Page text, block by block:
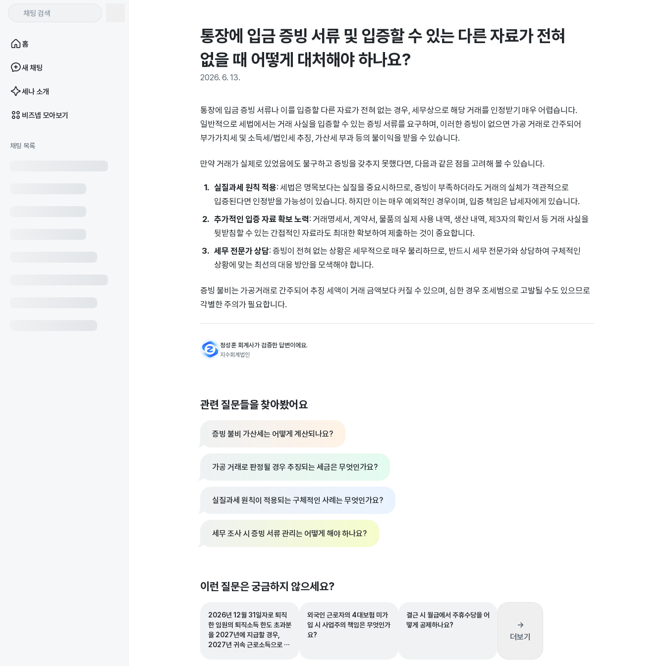
홈
새 채팅
세나 소개
비즈넵 모아보기
채팅 목록
통장에 입금 증빙 서류 및 입증할 수 있는 다른 자료가 전혀
없을 때 어떻게 대처해야 하나요?
2026. 6. 13.
통장에 입금 증빙 서류나 이를 입증할 다른 자료가 전혀 없는 경우, 세무상으로 해당 거래를 인정받기 매우 어렵습니다.
일반적으로 세법에서는 거래 사실을 입증할 수 있는 증빙 서류를 요구하며, 이러한 증빙이 없으면 가공 거래로 간주되어
부가가치세 및 소득세/법인세 추징, 가산세 부과 등의 불이익을 받을 수 있습니다.
만약 거래가 실제로 있었음에도 불구하고 증빙을 갖추지 못했다면, 다음과 같은 점을 고려해 볼 수 있습니다.
실질과세 원칙 적용: 세법은 명목보다는 실질을 중요시하므로, 증빙이 부족하더라도 거래의 실체가 객관적으로
입증된다면 인정받을 가능성이 있습니다. 하지만 이는 매우 예외적인 경우이며, 입증 책임은 납세자에게 있습니다.
추가적인 입증 자료 확보 노력: 거래명세서, 계약서, 물품의 실제 사용 내역, 생산 내역, 제3자의 확인서 등 거래 사실을
뒷받침할 수 있는 간접적인 자료라도 최대한 확보하여 제출하는 것이 중요합니다.
세무 전문가 상담: 증빙이 전혀 없는 상황은 세무적으로 매우 불리하므로, 반드시 세무 전문가와 상담하여 구체적인
상황에 맞는 최선의 대응 방안을 모색해야 합니다.
증빙 불비는 가공거래로 간주되어 추징 세액이 거래 금액보다 커질 수 있으며, 심한 경우 조세범으로 고발될 수도 있으므로
각별한 주의가 필요합니다.
정성훈 회계사가 검증한 답변이에요.
지수회계법인
관련 질문들을 찾아봤어요
증빙 불비 가산세는 어떻게 계산되나요?
가공 거래로 판정될 경우 추징되는 세금은 무엇인가요?
실질과세 원칙이 적용되는 구체적인 사례는 무엇인가요?
세무 조사 시 증빙 서류 관리는 어떻게 해야 하나요?
이런 질문은 궁금하지 않으세요?
2026년 12월 31일자로 퇴직
한 임원의 퇴직소득 한도 초과분
을 2027년에 지급할 경우,
2027년 귀속 근로소득으로 신
고가 가능한가요?
외국인 근로자의 4대보험 미가
입 시 사업주의 책임은 무엇인가
요?
결근 시 월급에서 주휴수당을 어
떻게 공제하나요?
→
더보기